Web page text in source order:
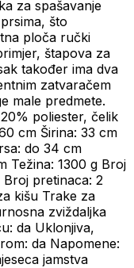
za spašavanje
što
ploča ručki
štapova za
također ima dva
zatvaračem
male predmete.
poliester, čelik
cm Širina: 33 cm
do 34 cm
Težina: 1300 g Broj
pretinaca: 2
kišu Trake za
zviždaljka
da Uklonjiva,
da Napomene:
jamstva